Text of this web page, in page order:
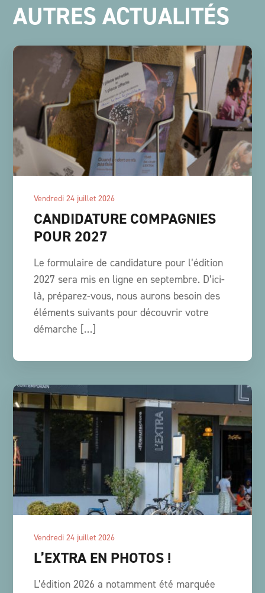
AUTRES ACTUALITÉS
vendredi 24 juillet 2026
CANDIDATURE COMPAGNIES
POUR 2027
Le formulaire de candidature pour l’édition
2027 sera mis en ligne en septembre. D’ici-
là, préparez-vous, nous aurons besoin des
éléments suivants pour découvrir votre
démarche […]
vendredi 24 juillet 2026
L’EXTRA EN PHOTOS !
L’édition 2026 a notamment été marquée